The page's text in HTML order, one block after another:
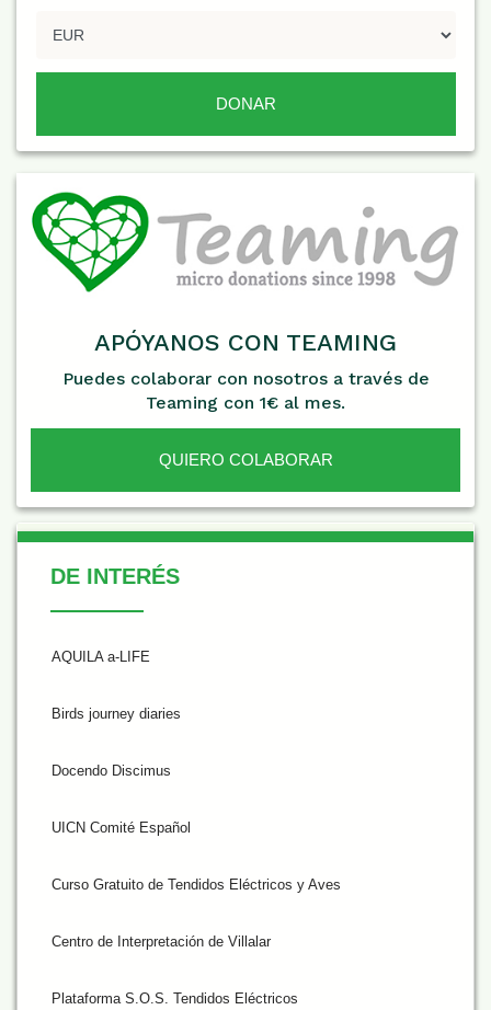
APÓYANOS CON TEAMING
Puedes colaborar con nosotros a través de
Teaming con 1€ al mes.
QUIERO COLABORAR
De Interés
DE INTERÉS
AQUILA a-LIFE
Birds journey diaries
Docendo Discimus
UICN Comité Español
Curso Gratuito de Tendidos Eléctricos y Aves
Centro de Interpretación de Villalar
Plataforma S.O.S. Tendidos Eléctricos